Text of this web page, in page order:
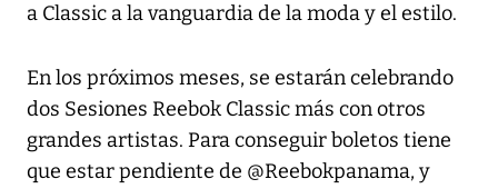
a Classic a la vanguardia de la moda y el estilo.
En los próximos meses, se estarán celebrando
dos Sesiones Reebok Classic más con otros
grandes artistas. Para conseguir boletos tiene
que estar pendiente de @Reebokpanama, y